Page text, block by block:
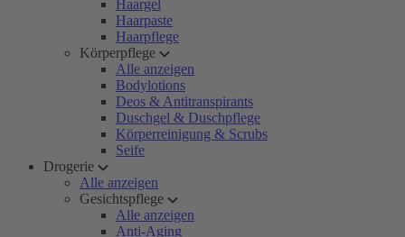
Haargel
Haarpaste
Haarpflege
Körperpflege
Alle anzeigen
Bodylotions
Deos & Antitranspirants
Duschgel & Duschpflege
Körperreinigung & Scrubs
Seife
Drogerie
Alle anzeigen
Gesichtspflege
Alle anzeigen
Anti-Aging